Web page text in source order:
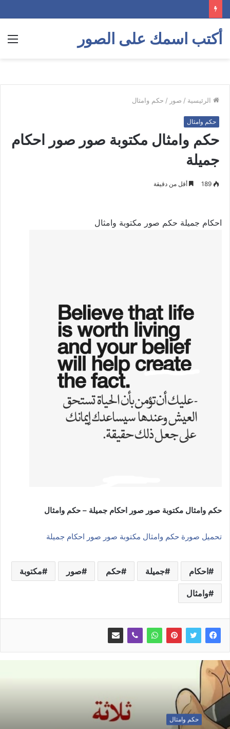
أكتب اسمك على الصور
الرئيسية / صور / حكم وامثال
حكم وامثال
حكم وامثال مكتوبة صور صور احكام
جميلة
189 أقل من دقيقة
احكام جميلة حكم صور مكتوبة وامثال
حكم وامثال مكتوبة صور صور احكام جميلة – حكم وامثال
تحميل صورة حكم وامثال مكتوبة صور صور احكام جميلة
احكام جميلة حكم صور مكتوبة
وامثال
حكم وامثال